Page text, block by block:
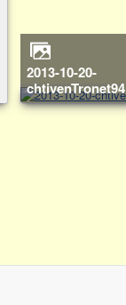
2013-10-20-
chtivenTronet94